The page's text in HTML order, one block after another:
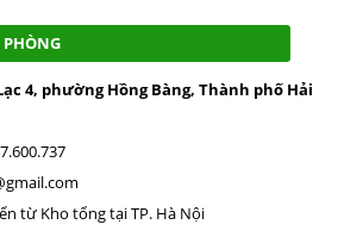
4, phường Hồng Bàng, Thành phố Hải
từ Kho tổng tại TP. Hà Nội